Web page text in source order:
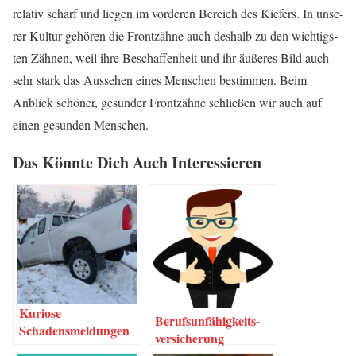
rela­tiv scharf und lie­gen im vor­de­ren Bereich des Kie­fers. In unse­
rer Kul­tur gehö­ren die Front­zäh­ne auch des­halb zu den wich­tigs­
ten Zäh­nen, weil ihre Beschaf­fen­heit und ihr äuße­res Bild auch
sehr stark das Aus­se­hen eines Men­schen bestim­men. Beim
Anblick schö­ner, gesun­der Front­zäh­ne schlie­ßen wir auch auf
einen gesun­den Menschen.
Das Könn­te Dich Auch Interessieren
Kurio­se
Schadensmeldungen
Berufs­un­fä­hig­keits­
ver­si­che­rung